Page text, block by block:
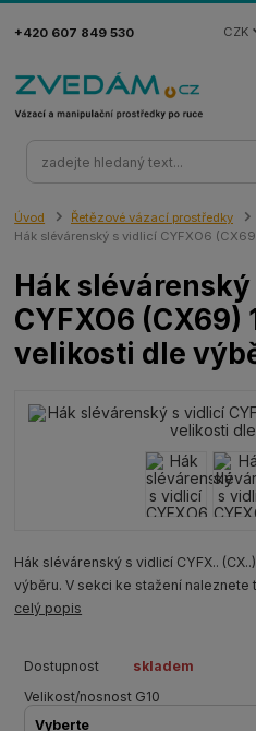
CZK
+420 607 849 530
Úvod Řetězové vázací prostředky
Hák slévárenský s vidlicí CYFXO6
Hák
CYFXO6 (CX69)
velikosti dle
Hák slévárenský s vidlicí CYFX..
výběru. V sekci ke stažení
celý popis
Dostupnost
skladem
Velikost/nosnost G10